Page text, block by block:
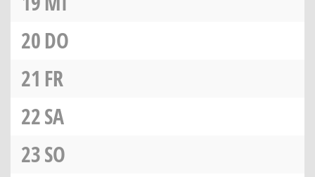
20DO
21 FR
22SA
23SO